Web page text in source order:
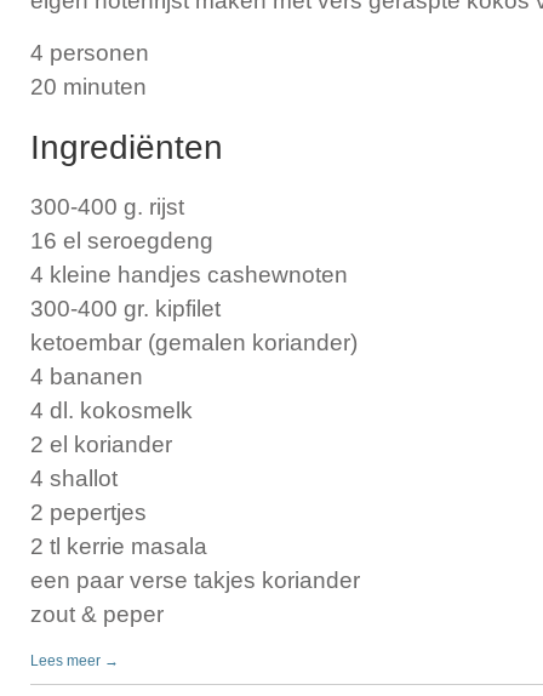
4 personen
20 minuten
Ingrediënten
300-400 g. rijst
16 el seroegdeng
4 kleine handjes cashewnoten
300-400 gr. kipfilet
ketoembar (gemalen koriander)
4 bananen
4 dl. kokosmelk
2 el koriander
4 shallot
2 pepertjes
2 tl kerrie masala
een paar verse takjes koriander
zout & peper
Lees meer →